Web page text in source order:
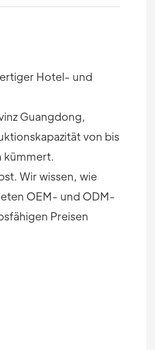
Hotel- und
Guangdong,
von bis
kümmert.
Wir wissen, wie
OEM- und ODM-
Preisen